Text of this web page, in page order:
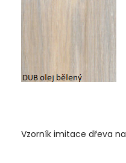
Vzorník imitace dřeva